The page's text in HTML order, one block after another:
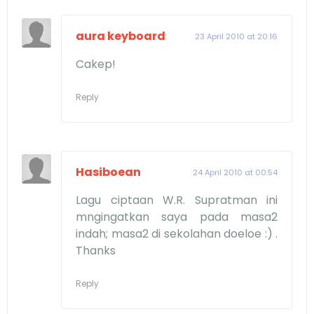
aura keyboard 23 April 2010 at 20:16
Cakep!
Reply
Hasiboean 24 April 2010 at 00:54
Lagu ciptaan W.R. Supratman ini
mngingatkan saya pada masa2
indah; masa2 di sekolahan doeloe :) .
Thanks
Reply